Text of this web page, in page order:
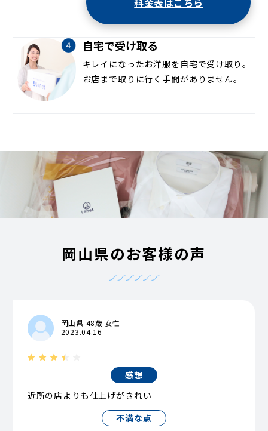
自宅で受け取る
キレイになったお洋服を自宅で受け取り。
お店まで取りに行く手間がありません。
岡山県のお客様の声
岡山県 48歳 女性
2023.04.16
感想
近所の店よりも仕上げがきれい
不満な点